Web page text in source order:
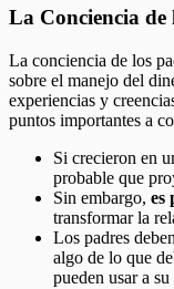
La Conciencia de
La conciencia de los
sobre el manejo del
experiencias y
puntos importantes a
Si crecieron en
probable que
Sin embargo, es
transformar la
Los padres
algo de lo que
pueden usar a